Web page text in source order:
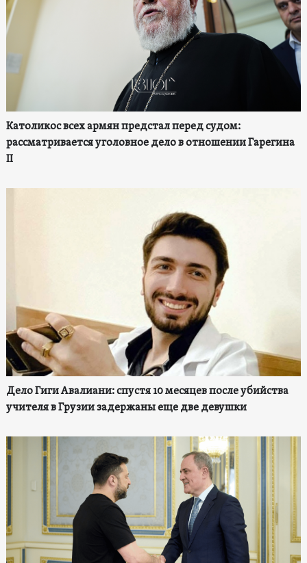
Католикос всех армян предстал перед судом:
рассматривается уголовное дело в отношении Гарегина
II
Дело Гиги Авалиани: спустя 10 месяцев после убийства
учителя в Грузии задержаны еще две девушки